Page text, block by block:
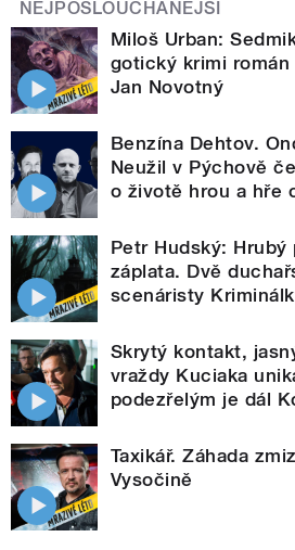
NEJPOSLOUCHANĚJŠÍ
Miloš Urban:
gotický krimi
Jan Novotný
Benzína Dehtov.
Neužil v Pýchově
o životě hrou a hře
Petr Hudský: Hrubý
záplata. Dvě
scenáristy
Skrytý kontakt,
vraždy Kuciaka
podezřelým je dál
Taxikář. Záhada
Vysočině